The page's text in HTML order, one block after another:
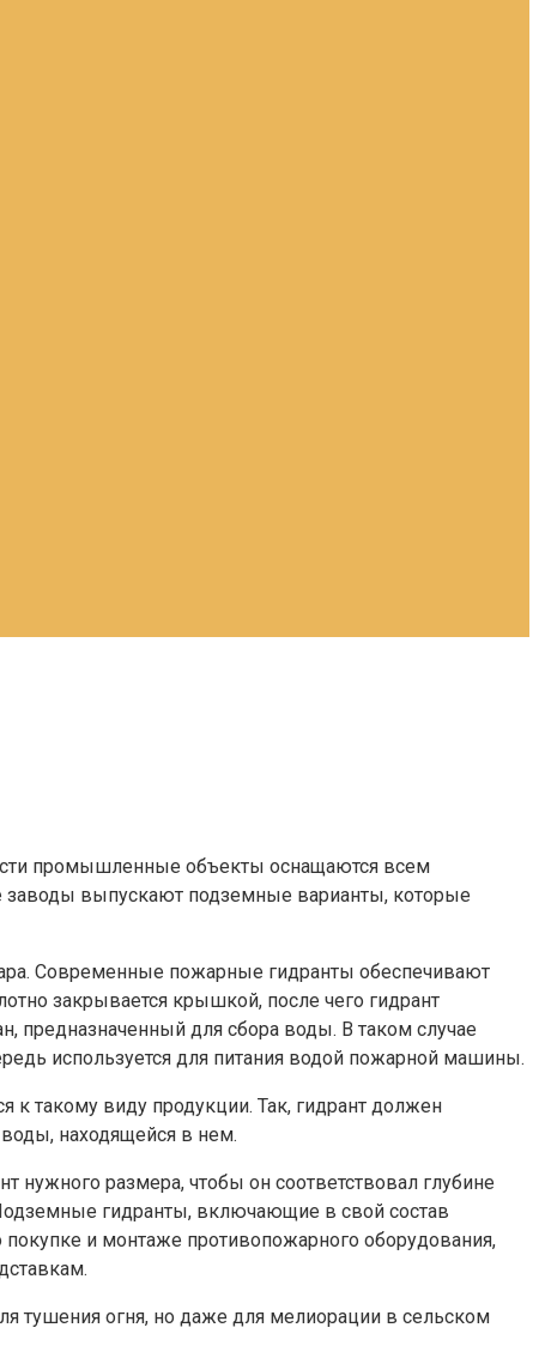
промышленные объекты оснащаются всем
заводы выпускают подземные варианты, которые
Современные пожарные гидранты обеспечивают
закрывается крышкой, после чего гидрант
предназначенный для сбора воды. В таком случае
используется для питания водой пожарной машины.
такому виду продукции. Так, гидрант должен
находящейся в нем.
размера, чтобы он соответствовал глубине
гидранты, включающие в свой состав
и монтаже противопожарного оборудования,
тушения огня, но даже для мелиорации в сельском